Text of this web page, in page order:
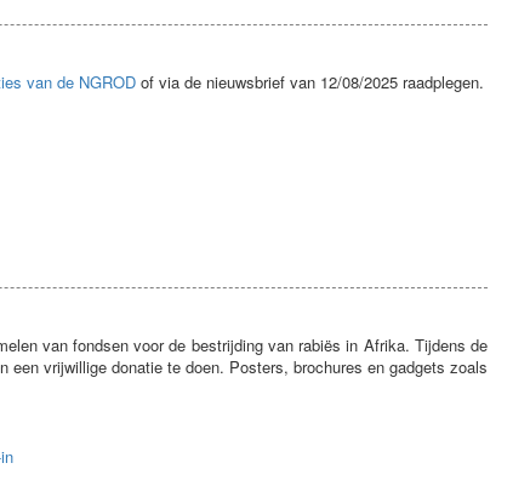
van de NGROD of via de nieuwsbrief van 12/08/2025 raadplegen.
van fondsen voor de bestrijding van rabiës in Afrika. Tijdens de
vrijwillige donatie te doen. Posters, brochures en gadgets zoals